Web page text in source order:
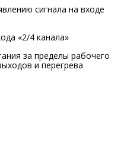
сигнала на входе
«2/4 канала»
за пределы рабочего
и перегрева